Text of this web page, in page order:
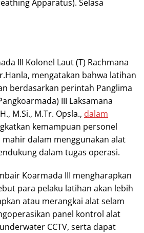
Apparatus). Selasa
III Kolonel Laut (T) Rachmana
mengatakan bahwa latihan
berdasarkan perintah Panglima
III Laksamana
M.Si., M.Tr. Opsla., dalam
kemampuan personel
dalam menggunakan alat
dalam tugas operasi.
Koarmada III mengharapkan
para pelaku latihan akan lebih
atau merangkai alat selam
panel kontrol alat
CCTV, serta dapat